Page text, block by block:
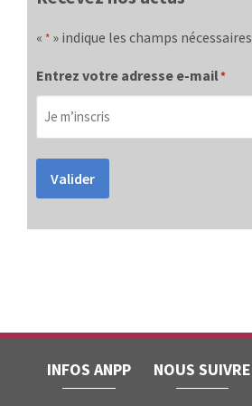
« * » indique les champs nécessaires
Entrez votre adresse e-mail*
Valider
INFOS ANPP NOUS SUIVRE